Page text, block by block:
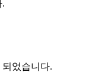
.
었습니다.